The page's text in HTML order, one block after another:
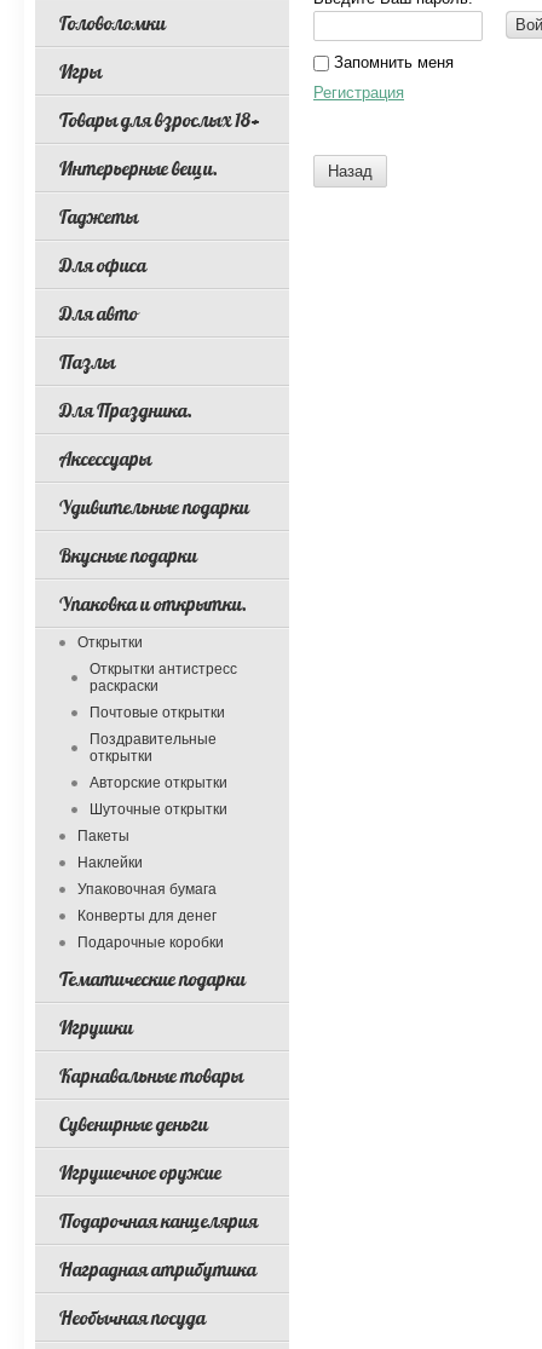
Запомнить меня
Регистрация
Назад
Головоломки
Игры
Товары для взрослых 18+
Интерьерные вещи.
Гаджеты
Для офиса
Для авто
Пазлы
Для Праздника.
Аксессуары
Удивительные подарки
Вкусные подарки
Упаковка и открытки.
Открытки
Открытки антистресс
раскраски
Почтовые открытки
Поздравительные
открытки
Авторские открытки
Шуточные открытки
Пакеты
Наклейки
Упаковочная бумага
Конверты для денег
Подарочные коробки
Тематические подарки
Игрушки
Карнавальные товары
Сувенирные деньги
Игрушечное оружие
Подарочная канцелярия
Наградная атрибутика
Необычная посуда